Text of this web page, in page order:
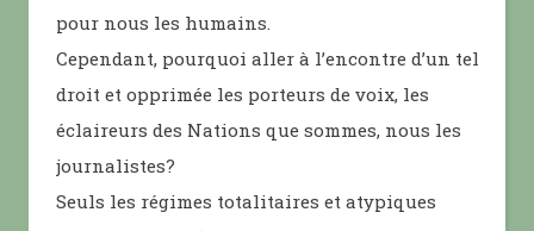
pour nous les humains.
Cependant, pourquoi aller à l’encontre d’un tel
droit et opprimée les porteurs de voix, les
éclaireurs des Nations que sommes, nous les
journalistes?
Seuls les régimes totalitaires et atypiques